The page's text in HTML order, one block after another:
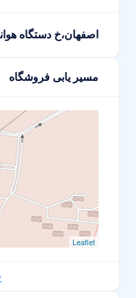
اصفهان،خ دستگاه
مسیر یابی فروشگاه
Leaflet